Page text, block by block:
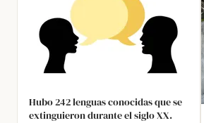
Hubo 242 lenguas conocidas que se
extinguieron durante el siglo XX.